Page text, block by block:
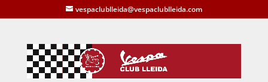
vespaclublleida@vespaclublleida.com